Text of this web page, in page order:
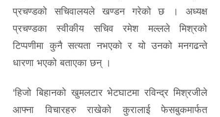
प्रचण्डको सचिवालयले खण्डन गरेको छ । अध्यक्ष
प्रचण्डका स्वीकीय सचिव रमेश मल्लले मिश्रको
टिप्पणीमा कुनै सत्यता नभएको र यो उनको मनगढन्ते
धारणा भएको बताएका छन् ।
‘हिजो बिहानको खुमलटार भेटघाटमा रविन्द्र मिश्रजीले
आफ्ना विचारहरु राखेको कुरालाई फेसबुकमार्फत